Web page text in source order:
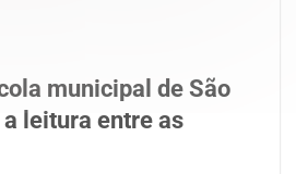
municipal de São
leitura entre as